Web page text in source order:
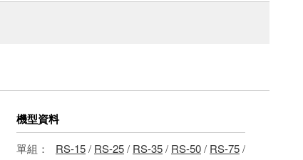
機型資料
單組： RS-15/ RS-25/ RS-35/ RS-50/ RS-75/